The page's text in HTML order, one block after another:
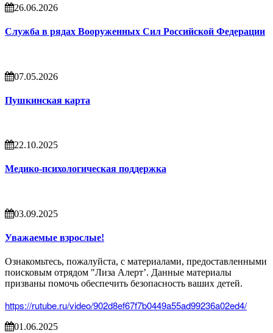
26.06.2026
Служба в рядах Вооруженных Сил Российской Федерации
07.05.2026
Пушкинская карта
22.10.2025
Медико-психологическая поддержка
03.09.2025
Уважаемые взрослые!
Ознакомьтесь, пожалуйста, с материалами, предоставленными
поисковым отрядом "Лиза Алерт’. Данные материалы
призваны помочь обеспечить безопасность ваших детей.
https://rutube.ru/video/902d8ef67f7b0449a55ad99236a02ed4/
01.06.2025